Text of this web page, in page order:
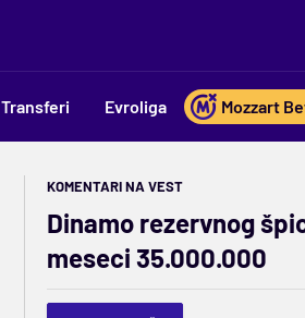
Transferi Evroliga Mozzart
KOMENTARI NA VEST
Dinamo rezervnog
meseci 35.000.000